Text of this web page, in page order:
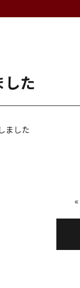
た
ました
«